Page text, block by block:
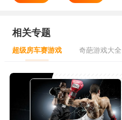
相关专题
超级房车赛游戏 奇葩游戏大全